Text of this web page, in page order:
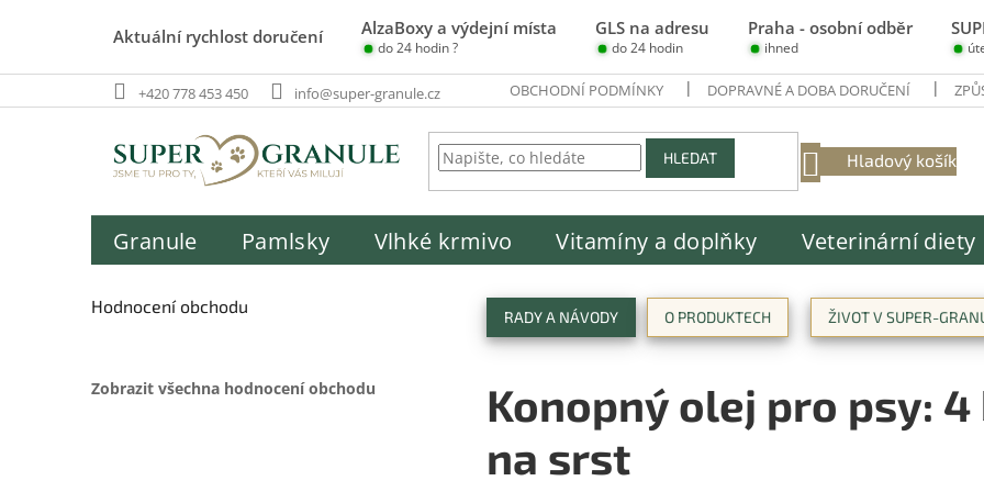
Aktuální rychlost doručení AlzaBoxy a výdejní místa GLS na adresu Praha - osobní odběr
do 24 hodin ? do 24 hodin ihned
+420 778 453 450 info@super-granule.cz OBCHODNÍ PODMÍNKY DOPRAVNÉ A DOBA DORUČENÍ
HLEDAT
NÁKUPNÍ
Hladový košík
Granule Pamlsky Vlhké krmivo Vitamíny a doplňky Veterinární diety
o
a
Hodnocení obchodu
Zobrazit všechna hodnocení obchodu
RADY A NÁVODY O PRODUKTECH ŽIVOT V SUPER-
Konopný olej pro psy:
na srst